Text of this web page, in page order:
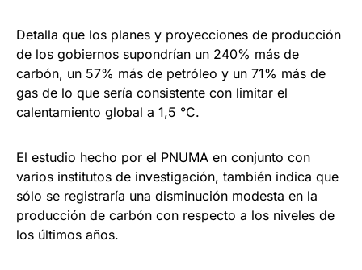
Detalla que los planes y proyecciones de producción
de los gobiernos supondrían un 240% más de
carbón, un 57% más de petróleo y un 71% más de
gas de lo que sería consistente con limitar el
calentamiento global a 1,5 °C.
El estudio hecho por el PNUMA en conjunto con
varios institutos de investigación, también indica que
sólo se registraría una disminución modesta en la
producción de carbón con respecto a los niveles de
los últimos años.